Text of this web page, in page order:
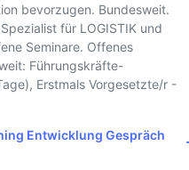
bevorzugen. Bundesweit.
für LOGISTIK und
Seminare. Offenes
Führungskräfte-
Erstmals Vorgesetzte/r -
Entwicklung Gespräch